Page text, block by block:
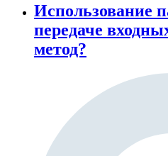
Использование
передаче
метод?